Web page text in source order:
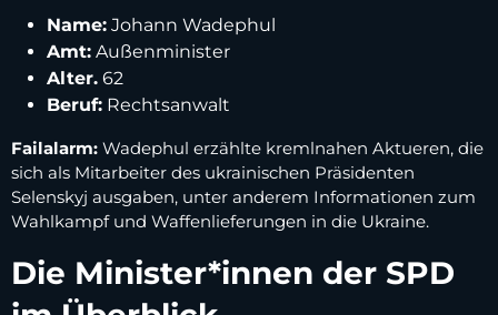
Name: Johann Wadephul
Amt: Außenminister
Alter. 62
Beruf: Rechtsanwalt
Failalarm: Wadephul erzählte kremlnahen Aktueren, die
sich als Mitarbeiter des ukrainischen Präsidenten
Selenskyj ausgaben, unter anderem Informationen zum
Wahlkampf und Waffenlieferungen in die Ukraine.
Die Minister*innen der SPD